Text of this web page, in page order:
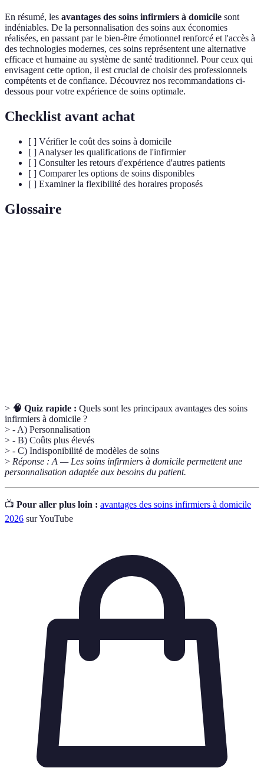
En résumé, les avantages des soins infirmiers à domicile sont
indéniables. De la personnalisation des soins aux économies
réalisées, en passant par le bien-être émotionnel renforcé et l'accès à
des technologies modernes, ces soins représentent une alternative
efficace et humaine au système de santé traditionnel. Pour ceux qui
envisagent cette option, il est crucial de choisir des professionnels
compétents et de confiance. Découvrez nos recommandations ci-
dessous pour votre expérience de soins optimale.
Checklist avant achat
[ ] Vérifier le coût des soins à domicile
[ ] Analyser les qualifications de l'infirmier
[ ] Consulter les retours d'expérience d'autres patients
[ ] Comparer les options de soins disponibles
[ ] Examiner la flexibilité des horaires proposés
Glossaire
> 🧠 Quiz rapide : Quels sont les principaux avantages des soins
infirmiers à domicile ?
> - A) Personnalisation
> - B) Coûts plus élevés
> - C) Indisponibilité de modèles de soins
> Réponse : A — Les soins infirmiers à domicile permettent une
personnalisation adaptée aux besoins du patient.
📺 Pour aller plus loin : avantages des soins infirmiers à domicile
2026 sur YouTube